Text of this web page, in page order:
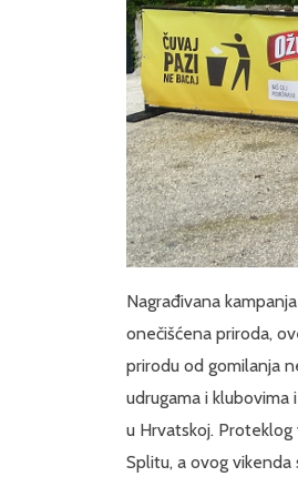
Nagrađivana
onečišćena priroda,
prirodu od gomilanja
udrugama i klubovima
u Hrvatskoj. Proteklog
Splitu, a ovog